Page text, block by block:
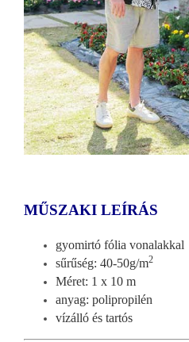
MŰSZAKI LEÍRÁS
gyomirtó fólia vonalakkal
sűrűség: 40-50g/m2
Méret: 1 x 10 m
anyag: polipropilén
vízálló és tartós